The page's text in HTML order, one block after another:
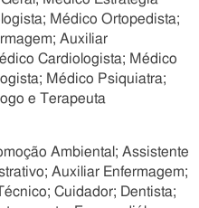
Médico Ortopedista;
Auxiliar
Cardiologista; Médico
Médico Psiquiatra;
e Terapeuta
Ambiental; Assistente
Auxiliar Enfermagem;
Cuidador; Dentista;